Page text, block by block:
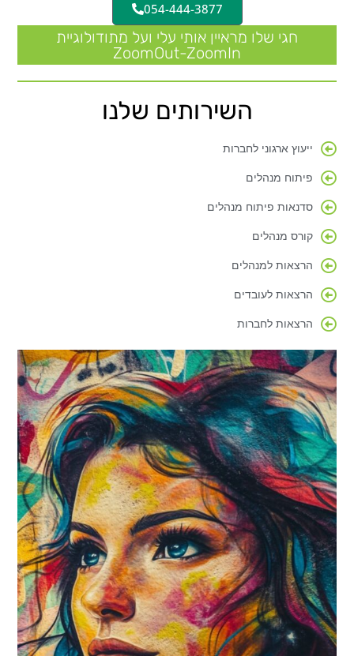
054-444-3877
חגי שלו מראיין אותי עלי ועל מתודולוגיית
ZoomOut-ZoomIn
השירותים שלנו
ייעוץ ארגוני לחברות
פיתוח מנהלים
סדנאות פיתוח מנהלים
קורס מנהלים
הרצאות למנהלים
הרצאות לעובדים
הרצאות לחברות